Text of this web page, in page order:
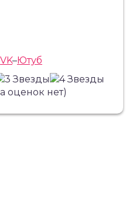
VK–Ютуб
оценок нет)